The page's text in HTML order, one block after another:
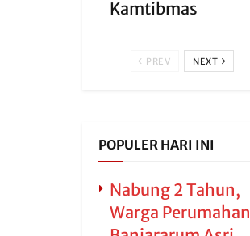
Kamtibmas
PREV NEXT
POPULER HARI INI
Nabung 2 Tahun,
Warga Perumahan